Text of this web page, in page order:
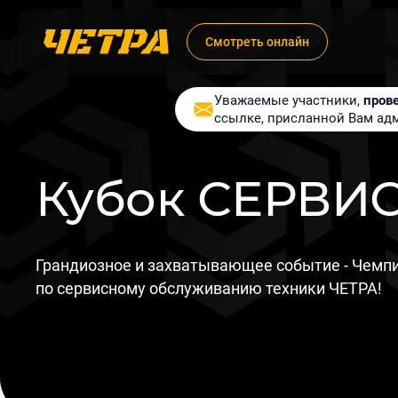
Смотреть онлайн
Уважаемые участники,
ссылке, присланной Вам
Кубок
Грандиозное и захватывающее событие -
по сервисному обслуживанию техники ЧЕТРА!